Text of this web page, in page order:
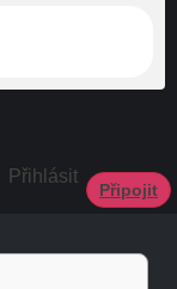
Přihlásit
Připojit